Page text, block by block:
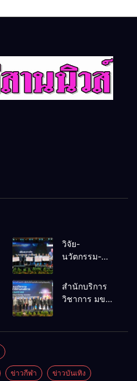
วิจัย-
นวัตกรรม-
คือโอกาสใหม่
ของคนพิการ
เศรษฐกิจ
สำนักบริการ
วิชาการ มข.
เวทีระดับชาติ
ข่าวกีฬา ข่าวบันเทิง